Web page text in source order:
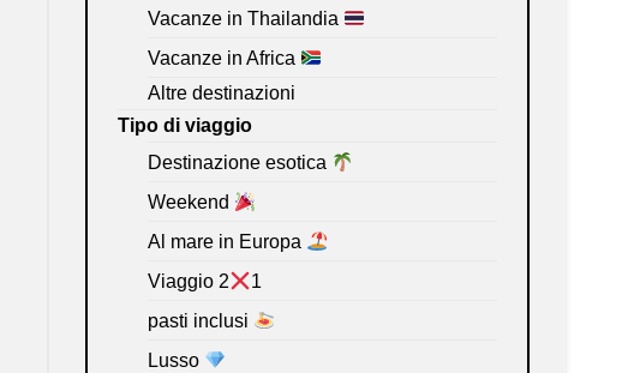
Vacanze in Thailandia
Vacanze in Africa
Altre destinazioni
Tipo di viaggio
Destinazione esotica
Weekend
Al mare in Europa
Viaggio 2
1
pasti inclusi
Lusso